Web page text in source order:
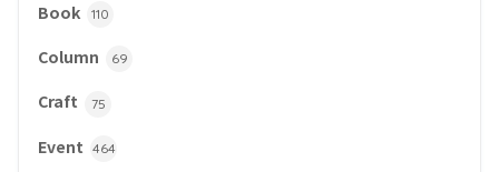
Book 110
Column 69
Craft 75
Event 464